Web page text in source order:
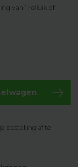
van 1 rolluik of
bestelling af te